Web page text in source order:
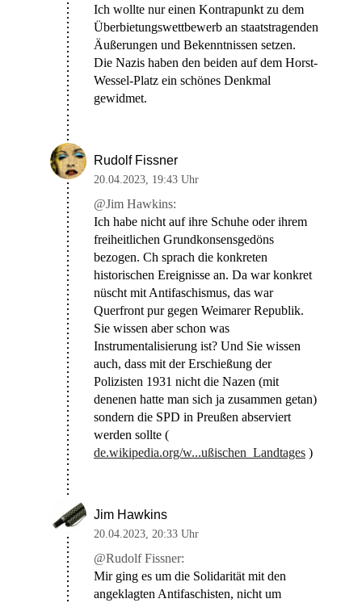
Ich wollte nur einen Kontrapunkt zu dem
Überbietungswettbewerb an staatstragenden
Äußerungen und Bekenntnissen setzen.
Die Nazis haben den beiden auf dem Horst-
Wessel-Platz ein schönes Denkmal
gewidmet.
Rudolf Fissner
20.04.2023 19:43 Uhr
@Jim Hawkins:
Ich habe nicht auf ihre Schuhe oder ihrem
freiheitlichen Grundkonsensgedöns
bezogen. Ch sprach die konkreten
historischen Ereignisse an. Da war konkret
nüscht mit Antifaschismus, das war
Querfront pur gegen Weimarer Republik.
Sie wissen aber schon was
Instrumentalisierung ist? Und Sie wissen
auch, dass mit der Erschießung der
Polizisten 1931 nicht die Nazen (mit
denenen hatte man sich ja zusammen getan)
sondern die SPD in Preußen abserviert
werden sollte (
de.wikipedia.org/w...ußischen_Landtages )
Jim Hawkins
20.04.2023 20:33 Uhr
@Rudolf Fissner:
Mir ging es um die Solidarität mit den
angeklagten Antifaschisten, nicht um